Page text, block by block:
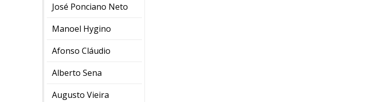
José Ponciano Neto
Manoel Hygino
Afonso Cláudio
Alberto Sena
Augusto Vieira